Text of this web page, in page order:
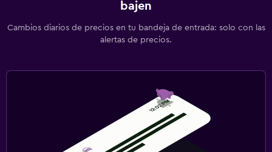
bajen
Cambios diarios de precios en tu bandeja de entrada: solo con las
alertas de precios.